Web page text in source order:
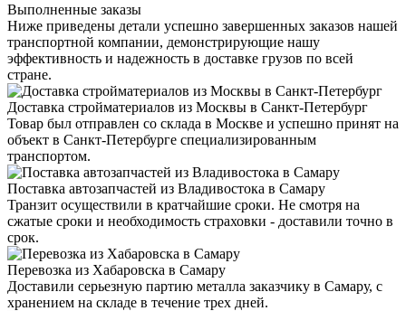
Выполненные заказы
Ниже приведены детали успешно завершенных заказов нашей
транспортной компании, демонстрирующие нашу
эффективность и надежность в доставке грузов по всей
стране.
Доставка стройматериалов из Москвы в Санкт-Петербург
Товар был отправлен со склада в Москве и успешно принят на
объект в Санкт-Петербурге специализированным
транспортом.
Поставка автозапчастей из Владивостока в Самару
Транзит осуществили в кратчайшие сроки. Не смотря на
сжатые сроки и необходимость страховки - доставили точно в
срок.
Перевозка из Хабаровска в Самару
Доставили серьезную партию металла заказчику в Самару, с
хранением на складе в течение трех дней.